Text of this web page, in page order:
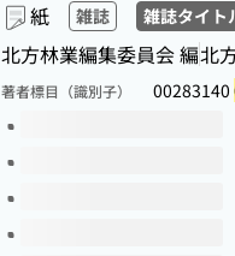
紙 雑誌 雑誌タイト
北方林業編集委員会 編北
著者標目（識別子） 00283140
このタイトルの巻号